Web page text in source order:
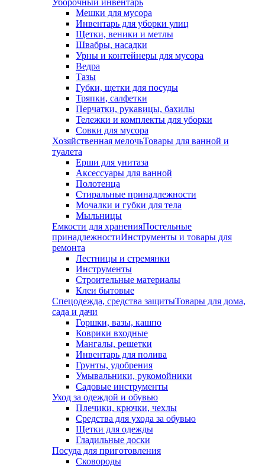
Уборочный инвентарь
Мешки для мусора
Инвентарь для уборки улиц
Щетки, веники и метлы
Швабры, насадки
Урны и контейнеры для мусора
Ведра
Тазы
Губки, щетки для посуды
Тряпки, салфетки
Перчатки, рукавицы, бахилы
Тележки и комплекты для уборки
Совки для мусора
Хозяйственная мелочьТовары для ванной и
туалета
Ерши для унитаза
Аксессуары для ванной
Полотенца
Стиральные принадлежности
Мочалки и губки для тела
Мыльницы
Емкости для храненияПостельные
принадлежностиИнструменты и товары для
ремонта
Лестницы и стремянки
Инструменты
Строительные материалы
Клеи бытовые
Спецодежда, средства защитыТовары для дома,
сада и дачи
Горшки, вазы, кашпо
Коврики входные
Мангалы, решетки
Инвентарь для полива
Грунты, удобрения
Умывальники, рукомойники
Садовые инструменты
Уход за одеждой и обувью
Плечики, крючки, чехлы
Средства для ухода за обувью
Щетки для одежды
Гладильные доски
Посуда для приготовления
Сковороды